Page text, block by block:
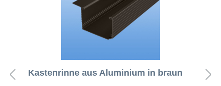
Kastenrinne aus Aluminium in braun